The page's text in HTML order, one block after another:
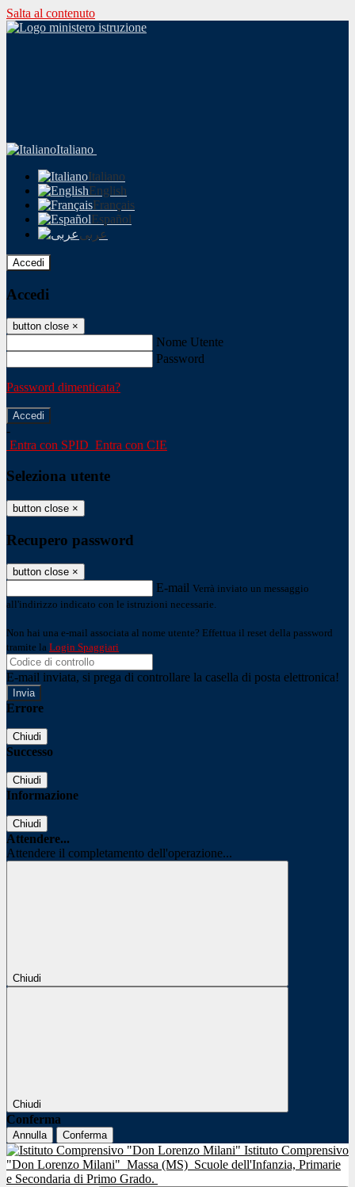
Salta al contenuto
Italiano
Italiano
English
Français
Español
عربى
Accedi
Accedi
button close ×
Nome Utente
Password
Password dimenticata?
-
Entra con SPID Entra con CIE
Seleziona utente
button close ×
Recupero password
button close ×
E-mail Verrà inviato un messaggio
all'indirizzo indicato con le istruzioni necessarie.
Non hai una e-mail associata al nome utente? Effettua il reset della password
tramite la Login Spaggiari
E-mail inviata, si prega di controllare la casella di posta elettronica!
Errore
Chiudi
Successo
Chiudi
Informazione
Chiudi
Attendere...
Attendere il completamento dell'operazione...
Chiudi
Chiudi
Conferma
Annulla Conferma
Istituto Comprensivo
"Don Lorenzo Milani" Massa (MS) Scuole dell'Infanzia, Primarie
e Secondaria di Primo Grado.